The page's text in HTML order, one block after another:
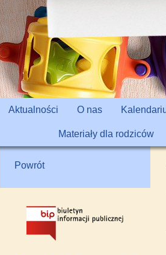
Aktualności O nas
Materiały dla rodziców
Powrót